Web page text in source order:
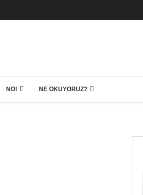
NO! NE OKUYORUZ?